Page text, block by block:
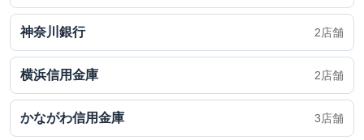
神奈川銀行 2店舗
横浜信用金庫 2店舗
かながわ信用金庫 3店舗